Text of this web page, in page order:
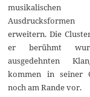
musikalischen
erweitern. Die
er berühmt
ausgedehnten
kommen in seiner
noch am Rande vor.